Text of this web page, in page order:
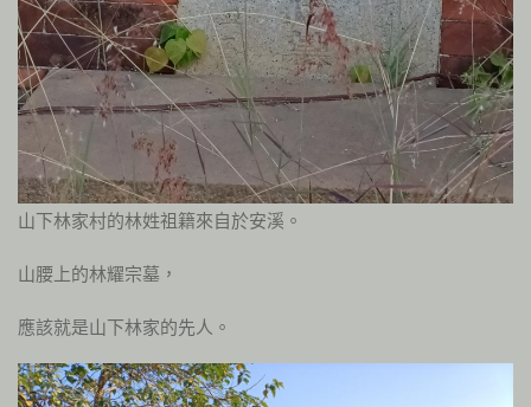
山下林家村的林姓祖籍來自於安溪。
山腰上的林耀宗墓，
應該就是山下林家的先人。